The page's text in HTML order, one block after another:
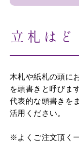
立札は
木札や紙札の頭に
を頭書きと呼びます
代表的な頭書きを
活用ください。
※よくご注文頂く